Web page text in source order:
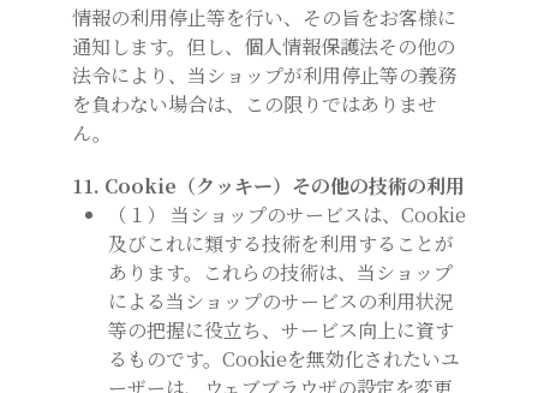
情報の利用停止等を行い、その旨をお客様に
通知します。但し、個人情報保護法その他の
法令により、当ショップが利用停止等の義務
を負わない場合は、この限りではありませ
ん。
11. Cookie（クッキー）その他の技術の利用
（１） 当ショップのサービスは、Cookie
及びこれに類する技術を利用することが
あります。これらの技術は、当ショップ
による当ショップのサービスの利用状況
等の把握に役立ち、サービス向上に資す
るものです。Cookieを無効化されたいユ